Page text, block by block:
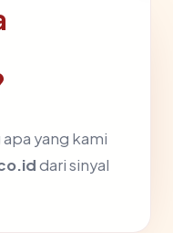
yang kami
dari sinyal